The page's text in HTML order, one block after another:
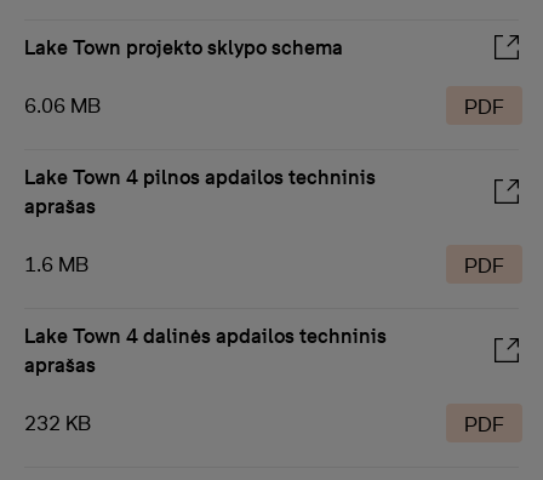
Lake Town projekto sklypo schema
6.06 MB PDF
Lake Town 4 pilnos apdailos techninis
aprašas
1.6 MB PDF
Lake Town 4 dalinės apdailos techninis
aprašas
232 KB PDF